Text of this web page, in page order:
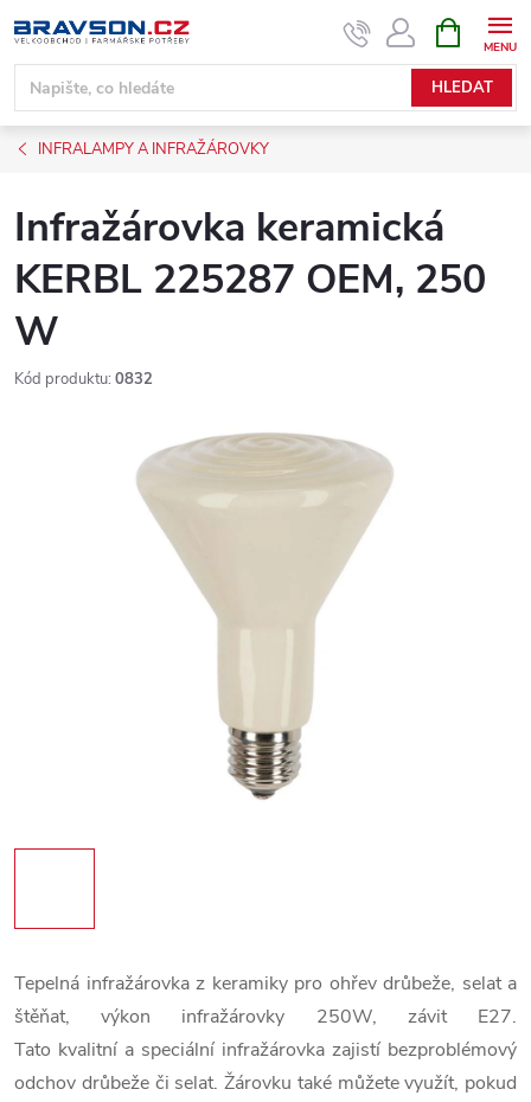
na
obsah
HLEDAT
NÁKUPNÍ
KOŠÍK
INFRALAMPY A INFRAŽÁROVKY
Infražárovka keramická
KERBL 225287 OEM, 250
W
Kód produktu: 0832
Tepelná infražárovka z keramiky pro ohřev drůbeže, selat a
štěňat, výkon infražárovky 250W, závit E27.
Tato kvalitní a speciální infražárovka zajistí bezproblémový
odchov drůbeže či selat. Žárovku také můžete využít, pokud